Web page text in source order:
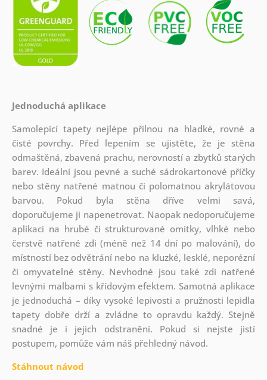
Jednoduchá aplikace
Samolepicí tapety nejlépe přilnou na hladké, rovné a
čisté povrchy. Před lepením se ujistěte, že je stěna
odmaštěná, zbavená prachu, nerovností a zbytků starých
barev. Ideální jsou pevné a suché sádrokartonové příčky
nebo stěny natřené matnou či polomatnou akrylátovou
barvou. Pokud byla stěna dříve velmi savá,
doporučujeme ji napenetrovat. Naopak nedoporučujeme
aplikaci na hrubé či strukturované omítky, vlhké nebo
čerstvě natřené zdi (méně než 14 dní po malování), do
místností bez odvětrání nebo na kluzké, lesklé, neporézní
či omyvatelné stěny. Nevhodné jsou také zdi natřené
levnými malbami s křídovým efektem. Samotná aplikace
je jednoduchá – díky vysoké lepivosti a pružnosti lepidla
tapety dobře drží a zvládne to opravdu každý. Stejně
snadné je i jejich odstranění. Pokud si nejste jistí
postupem, pomůže vám náš přehledný návod.
Stáhnout návod